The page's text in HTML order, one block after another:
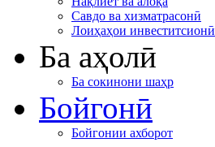
Савдо ва хизматрасонӣ
Лоиҳаҳои инвеститсионӣ
Ба аҳолӣ
Ба сокинони шаҳр
Бойгонӣ
Бойгонии ахборот